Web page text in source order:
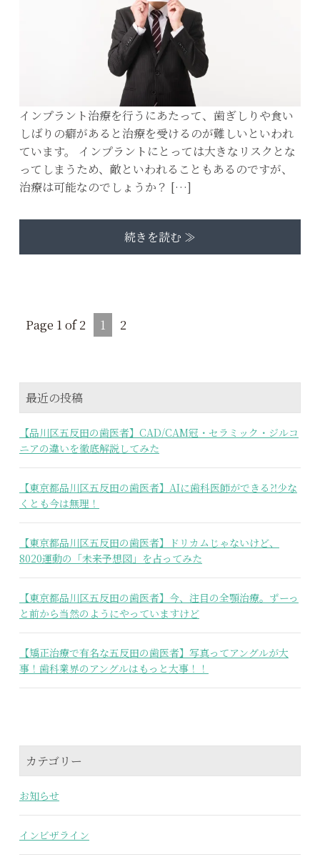
インプラント治療を行うにあたって、歯ぎしりや食い
しばりの癖があると治療を受けるのが難しいといわれ
ています。 インプラントにとっては大きなリスクとな
ってしまうため、敵といわれることもあるのですが、
治療は可能なのでしょうか？ […]
続きを読む ≫
Page 1 of 2 1 2
最近の投稿
【品川区五反田の歯医者】CAD/CAM冠・セラミック・ジルコ
ニアの違いを徹底解説してみた
【東京都品川区五反田の歯医者】AIに歯科医師ができる⁈少な
くとも今は無理！
【東京都品川区五反田の歯医者】ドリカムじゃないけど、
8020運動の「未来予想図」を占ってみた
【東京都品川区五反田の歯医者】今、注目の全顎治療。ずーっ
と前から当然のようにやっていますけど
【矯正治療で有名な五反田の歯医者】写真ってアングルが大
事！歯科業界のアングルはもっと大事！！
カテゴリー
お知らせ
インビザライン